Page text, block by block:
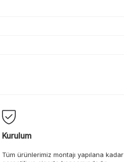
Kurulum
Tüm ürünlerimiz montajı yapılana kadar